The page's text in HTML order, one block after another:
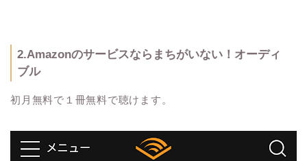
2.Amazonのサービスならまちがいない！オーディ
ブル
初月無料で１冊無料で聴けます。